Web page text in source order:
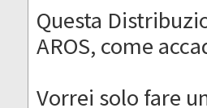
Questa
AROS, come
Vorrei solo fare